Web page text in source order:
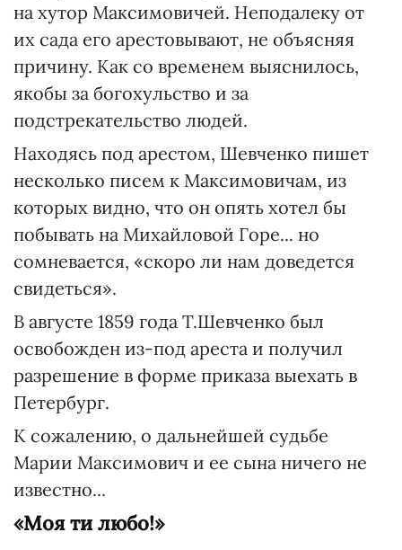
на хутор Максимовичей. Неподалеку от
их сада его арестовывают, не объясняя
причину. Как со временем выяснилось,
якобы за богохульство и за
подстрекательство людей.
Находясь под арестом, Шевченко пишет
несколько писем к Максимовичам, из
которых видно, что он опять хотел бы
побывать на Михайловой Горе... но
сомневается, «скоро ли нам доведется
свидеться».
В августе 1859 года Т.Шевченко был
освобожден из-под ареста и получил
разрешение в форме приказа выехать в
Петербург.
К сожалению, о дальнейшей судьбе
Марии Максимович и ее сына ничего не
известно...
«Моя ти любо!»